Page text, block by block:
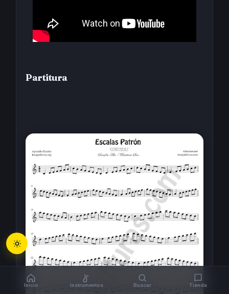
Partitura
Inicio Instrumentos Buscar Tienda